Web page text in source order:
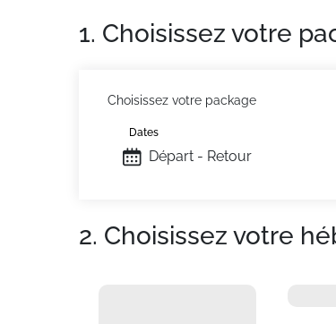
1. Choisissez votre
Choisissez votre package
Départ - Retour
Dates
2. Choisissez votre